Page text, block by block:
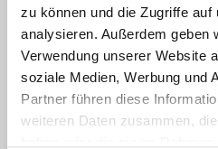
zu können und die Zugriffe auf
analysieren. Außerdem geben
Verwendung unserer Website
soziale Medien, Werbung und
Partner führen diese
weiteren Daten zusammen,
UNSER UNTERNEHMEN
Kontakt
Impressum
Datenschutz
AGB